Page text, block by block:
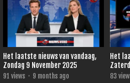
Het laatste nieuws van vandaag,
Zondag 9 November 2025
91 views · 9 months ago
Het
83